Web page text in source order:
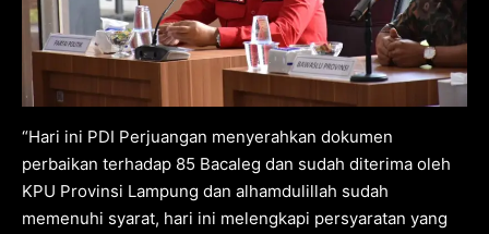
“Hari ini PDI Perjuangan menyerahkan dokumen
perbaikan terhadap 85 Bacaleg dan sudah diterima oleh
KPU Provinsi Lampung dan alhamdulillah sudah
memenuhi syarat, hari ini melengkapi persyaratan yang